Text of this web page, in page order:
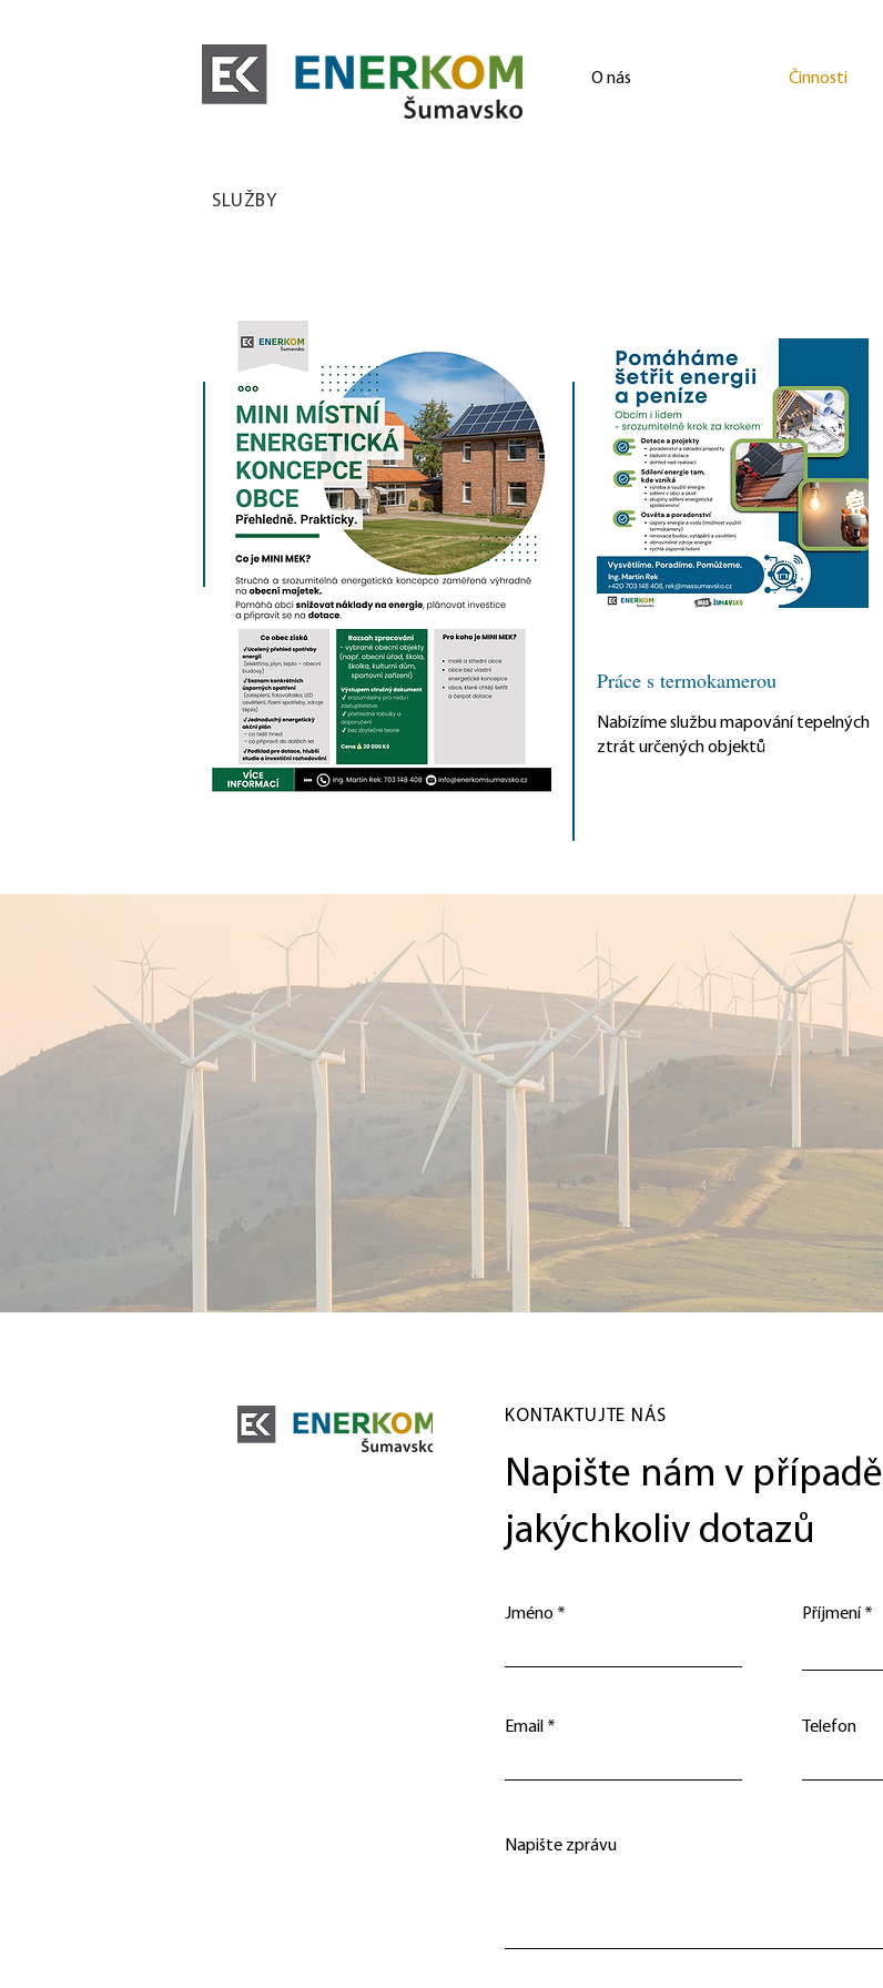
O nás Činnosti
SLUŽBY
Práce s termokamerou
Nabízíme službu mapování tepelných
ztrát určených objektů
KONTAKTUJTE NÁS
Napište nám v případě
jakýchkoliv dotazů
Jméno Příjmení
Email Telefon
Napište zprávu